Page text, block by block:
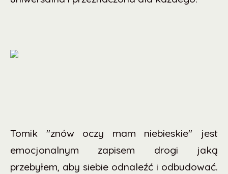
Tomik "znów oczy mam niebieskie" jest
emocjonalnym zapisem drogi jaką
przebyłem, aby siebie odnaleźć i odbudować.